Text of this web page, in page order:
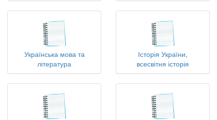
Українська мова та
література
Історія України,
всесвітня історія